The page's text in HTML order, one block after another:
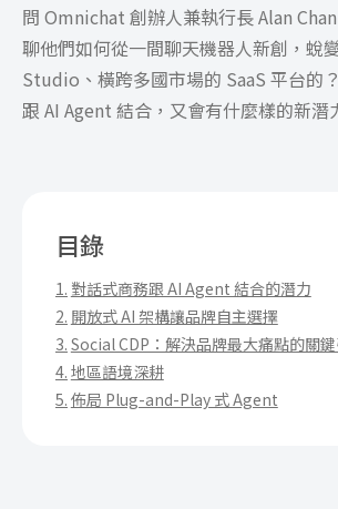
問 Omnichat 創辦人兼執行長 Alan
聊他們如何從一間聊天機器人新創，蛻
Studio、橫跨多國市場的 SaaS 平台的
跟 AI Agent 結合，又會有什麼樣的新潛
目錄
對話式商務跟 AI Agent 結合的潛力
開放式 AI 架構讓品牌自主選擇
Social CDP：解決品牌最大痛點的關
地區語境深耕
佈局 Plug-and-Play 式 Agent